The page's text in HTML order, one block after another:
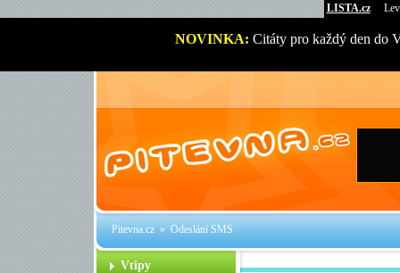
LISTA.cz
NOVINKA: Citáty pro každý den do
Pitevna.cz» Odeslání SMS
Vtipy